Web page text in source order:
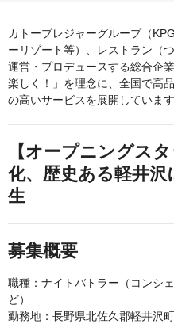
カトープレジャーグループ（
ーリゾート等）、レストラン（
運営・プロデュースする総合企
楽しく！」を理念に、全国で高
の高いサービスを展開しています
【オープニングス
化、歴史ある軽井沢
生
募集概要
職種：ナイトバトラー（コンシ
ど）
勤務地：長野県北佐久郡軽井沢